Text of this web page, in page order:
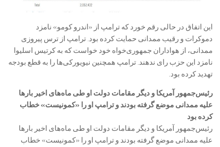
این اتفاق در حالی رقم خورد که ترامپ از «اندرو کومو» نامزد
دموکرات و رقیب ممدانی حمایت کرده بود. ترامپ از ترس پیروزی
ممدانی، از هواداران جمهوری‌خواه خود خواست که به کرتیس اسلیوا
نامزد این حزب رای ندهند. ترامپ همچنین نیویورکی‌ها را به قطع بودجه
تهدید کرده بود.
رئیس‌جمهور آمریکا و دیگر مقامات دولت او طی ماه‌های اخیر بار‌ها
علیه ممدانی موضع گرفته بودند و ترامپ او را «کمونیست» خطاب
کرده بود
رئیس‌جمهور آمریکا و دیگر مقامات دولت او طی ماه‌های اخیر بار‌ها
علیه ممدانی موضع گرفته بودند و ترامپ او را «کمونیست» خطاب